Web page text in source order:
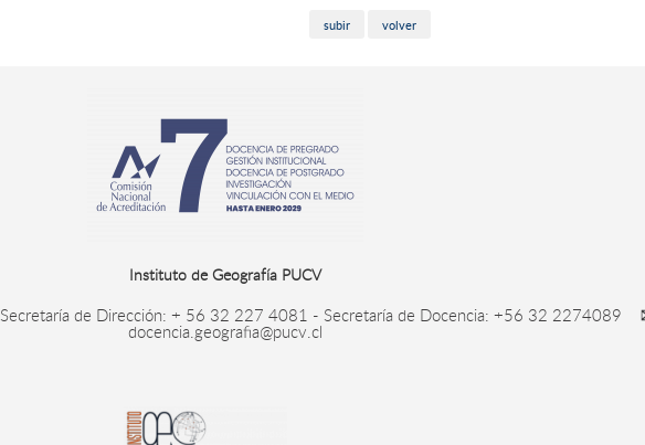
subir volver
Instituto de Geografía PUCV
Secretaría de Dirección: + 56 32 227 4081 - Secretaría de Docencia: +56 32 2274089
docencia.geografia@pucv.cl